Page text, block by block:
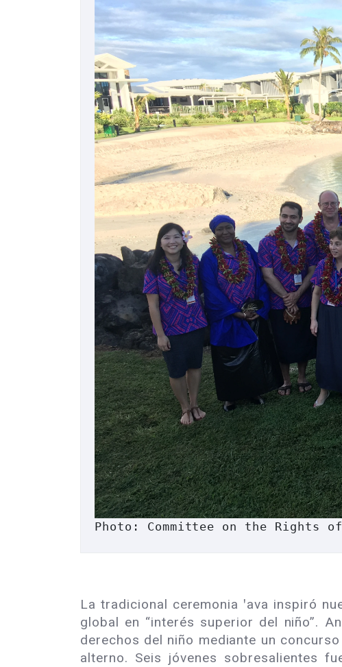
Photo: Committee on the Rights
La tradicional ceremonia ꞌava inspiró
global en “interés superior del niño”.
derechos del niño mediante un
alterno. Seis jóvenes sobresalientes